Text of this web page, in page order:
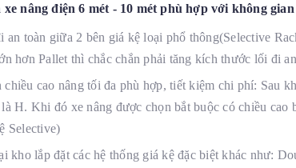
nâng điện 6 mét - 10 mét phù hợp với không
an toàn giữa 2 bên giá kệ loại phổ thông(Selective
hơn Pallet thì chắc chắn phải tăng kích thước lối đi
chiều cao nâng tối đa phù hợp, tiết kiệm chi phí: Sau
H. Khi đó xe nâng được chọn bắt buộc có chiều
Selective)
kho lắp đặt các hệ thống giá kệ đặc biệt khác như: